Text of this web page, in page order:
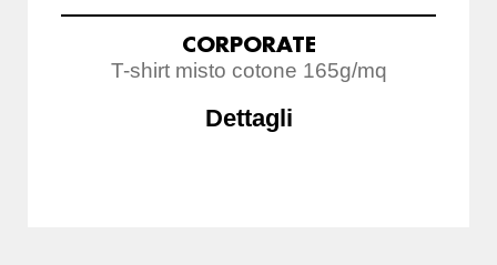
CORPORATE
T-shirt misto cotone 165g/mq
Dettagli